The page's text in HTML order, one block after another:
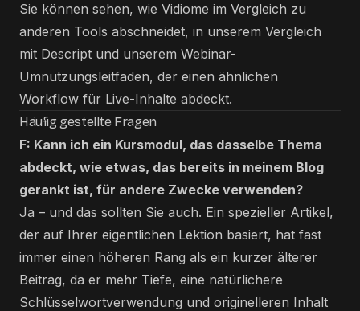
Sie können sehen, wie Vidiome im Vergleich zu
anderen Tools abschneidet, in unserem Vergleich
mit Descript und unserem Webinar-
Umnutzungsleitfaden, der einen ähnlichen
Workflow für Live-Inhalte abdeckt.
Häufig gestellte Fragen
F: Kann ich ein Kursmodul, das dasselbe Thema
abdeckt, wie etwas, das bereits in meinem Blog
gerankt ist, für andere Zwecke verwenden?
Ja – und das sollten Sie auch. Ein spezieller Artikel,
der auf Ihrer eigentlichen Lektion basiert, hat fast
immer einen höheren Rang als ein kurzer älterer
Beitrag, da er mehr Tiefe, eine natürlichere
Schlüsselwortverwendung und originelleren Inhalt